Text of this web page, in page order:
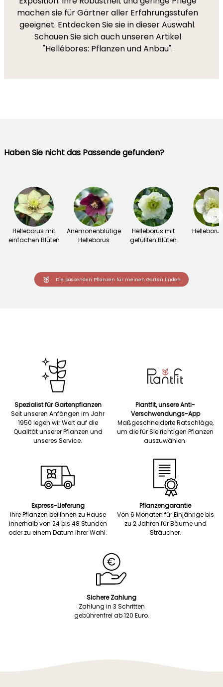
machen sie für Gärtner aller Erfahrungsstufen
geeignet. Entdecken Sie sie in dieser Auswahl.
Schauen Sie sich auch unseren Artikel
"Hellébores: Pflanzen und Anbau".
Haben Sie nicht das Passende gefunden?
Helleborus mit
einfachen Blüten
Anemonenblütige
Helleborus
Helleborus mit
gefüllten Blüten
→
Die passenden Pflanzen für meinen Garten finden
Spezialist für Gartenpflanzen
Seit unseren Anfängen im Jahr
1950 legen wir Wert auf die
Qualität unserer Pflanzen und
unseres Service.
Plantfit, unsere Anti-
Verschwendungs-App
Maßgeschneiderte Ratschläge,
um die für Sie richtigen Pflanzen
auszuwählen.
Express-Lieferung
Ihre Pflanzen bei Ihnen zu Hause
innerhalb von 24 bis 48 Stunden
oder zu einem Datum Ihrer Wahl.
Pflanzengarantie
Von 6 Monaten für Einjährige bis
zu 2 Jahren für Bäume und
Sträucher.
Sichere Zahlung
Zahlung in 3 Schritten
gebührenfrei ab 120 Euro.